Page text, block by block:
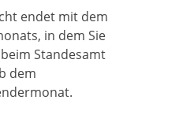
endet mit dem
in dem Sie
Standesamt
dem